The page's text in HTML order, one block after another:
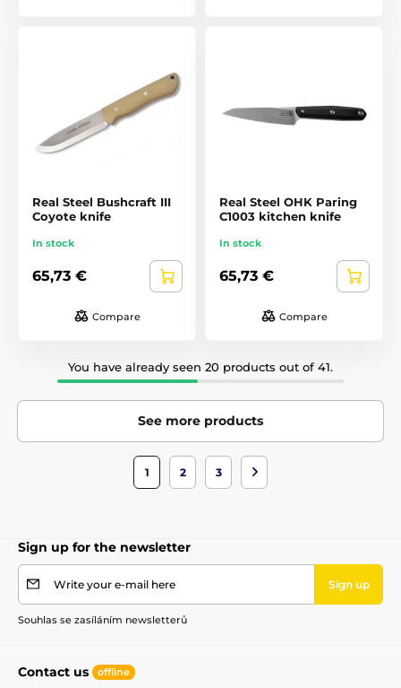
Real Steel Bushcraft III
Coyote knife
In stock
65,73 €
Compare
Real Steel OHK Paring
C1003 kitchen knife
In stock
65,73 €
Compare
You have already seen 20 products out of 41.
See more products
1 2 3
Sign up for the newsletter
Write your e-mail here Sign up
Souhlas se zasíláním newsletterů
Contact us offline